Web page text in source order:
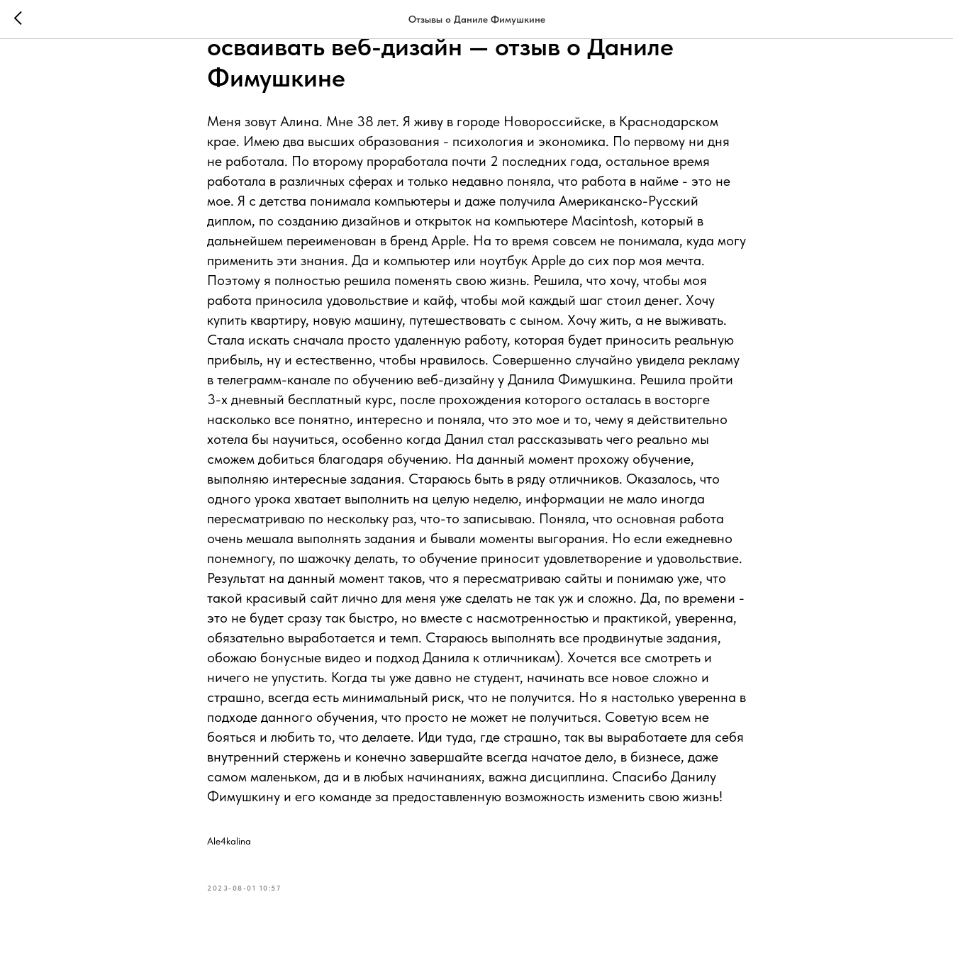
Отзывы о Даниле Фимушкине
Сменила профессию в 38 лет и начала
осваивать веб-дизайн — отзыв о Даниле
Фимушкине
Меня зовут Алина. Мне 38 лет. Я живу в городе Новороссийске, в Краснодарском
крае. Имею два высших образования - психология и экономика. По первому ни дня
не работала. По второму проработала почти 2 последних года, остальное время
работала в различных сферах и только недавно поняла, что работа в найме - это не
мое. Я с детства понимала компьютеры и даже получила Американско-Русский
диплом, по созданию дизайнов и открыток на компьютере Macintosh, который в
дальнейшем переименован в бренд Аpple. На то время совсем не понимала, куда могу
применить эти знания. Да и компьютер или ноутбук Apple до сих пор моя мечта.
Поэтому я полностью решила поменять свою жизнь. Решила, что хочу, чтобы моя
работа приносила удовольствие и кайф, чтобы мой каждый шаг стоил денег. Хочу
купить квартиру, новую машину, путешествовать с сыном. Хочу жить, а не выживать.
Стала искать сначала просто удаленную работу, которая будет приносить реальную
прибыль, ну и естественно, чтобы нравилось. Совершенно случайно увидела рекламу
в телеграмм-канале по обучению веб-дизайну у Данила Фимушкина. Решила пройти
3-х дневный бесплатный курс, после прохождения которого осталась в восторге
насколько все понятно, интересно и поняла, что это мое и то, чему я действительно
хотела бы научиться, особенно когда Данил стал рассказывать чего реально мы
сможем добиться благодаря обучению. На данный момент прохожу обучение,
выполняю интересные задания. Стараюсь быть в ряду отличников. Оказалось, что
одного урока хватает выполнить на целую неделю, информации не мало иногда
пересматриваю по нескольку раз, что-то записываю. Поняла, что основная работа
очень мешала выполнять задания и бывали моменты выгорания. Но если ежедневно
понемногу, по шажочку делать, то обучение приносит удовлетворение и удовольствие.
Результат на данный момент таков, что я пересматриваю сайты и понимаю уже, что
такой красивый сайт лично для меня уже сделать не так уж и сложно. Да, по времени -
это не будет сразу так быстро, но вместе с насмотренностью и практикой, уверенна,
обязательно выработается и темп. Стараюсь выполнять все продвинутые задания,
обожаю бонусные видео и подход Данила к отличникам). Хочется все смотреть и
ничего не упустить. Когда ты уже давно не студент, начинать все новое сложно и
страшно, всегда есть минимальный риск, что не получится. Но я настолько уверенна в
подходе данного обучения, что просто не может не получиться. Советую всем не
бояться и любить то, что делаете. Иди туда, где страшно, так вы выработаете для себя
внутренний стержень и конечно завершайте всегда начатое дело, в бизнесе, даже
самом маленьком, да и в любых начинаниях, важна дисциплина. Спасибо Данилу
Фимушкину и его команде за предоставленную возможность изменить свою жизнь!
Ale4kalina
2023-08-01 10:57